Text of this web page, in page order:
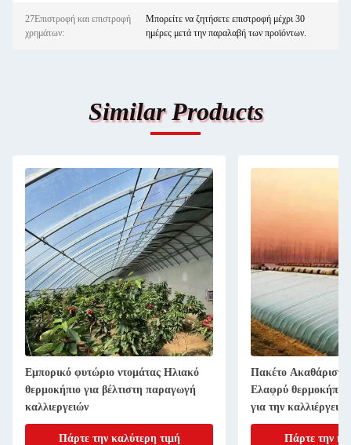
27Επιστροφή και επιστροφή
χρημάτων:
Μπορείτε να ζητήσετε επιστροφή μέχρι 30
ημέρες μετά την παραλαβή των προϊόντων.
Similar Products
Εμπορικό φυτώριο ντομάτας Ηλιακό
θερμοκήπιο για βέλτιστη παραγωγή
καλλιεργειών
Πάρτε την καλύτερη τιμή
Πακέτο Ακαθάριστο
Ελαφρύ θερμοκήπιο
για την καλλιέργεια
Πάρτε την